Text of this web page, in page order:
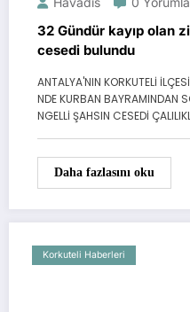
32 Gündür kayıp olan
cesedi bulundu
ANTALYA'NIN KORKUTELİ
NDE KURBAN BAYRAMINDAN
NGELLİ ŞAHSIN CESEDİ
Daha fazlasını oku
Korkuteli Haberleri